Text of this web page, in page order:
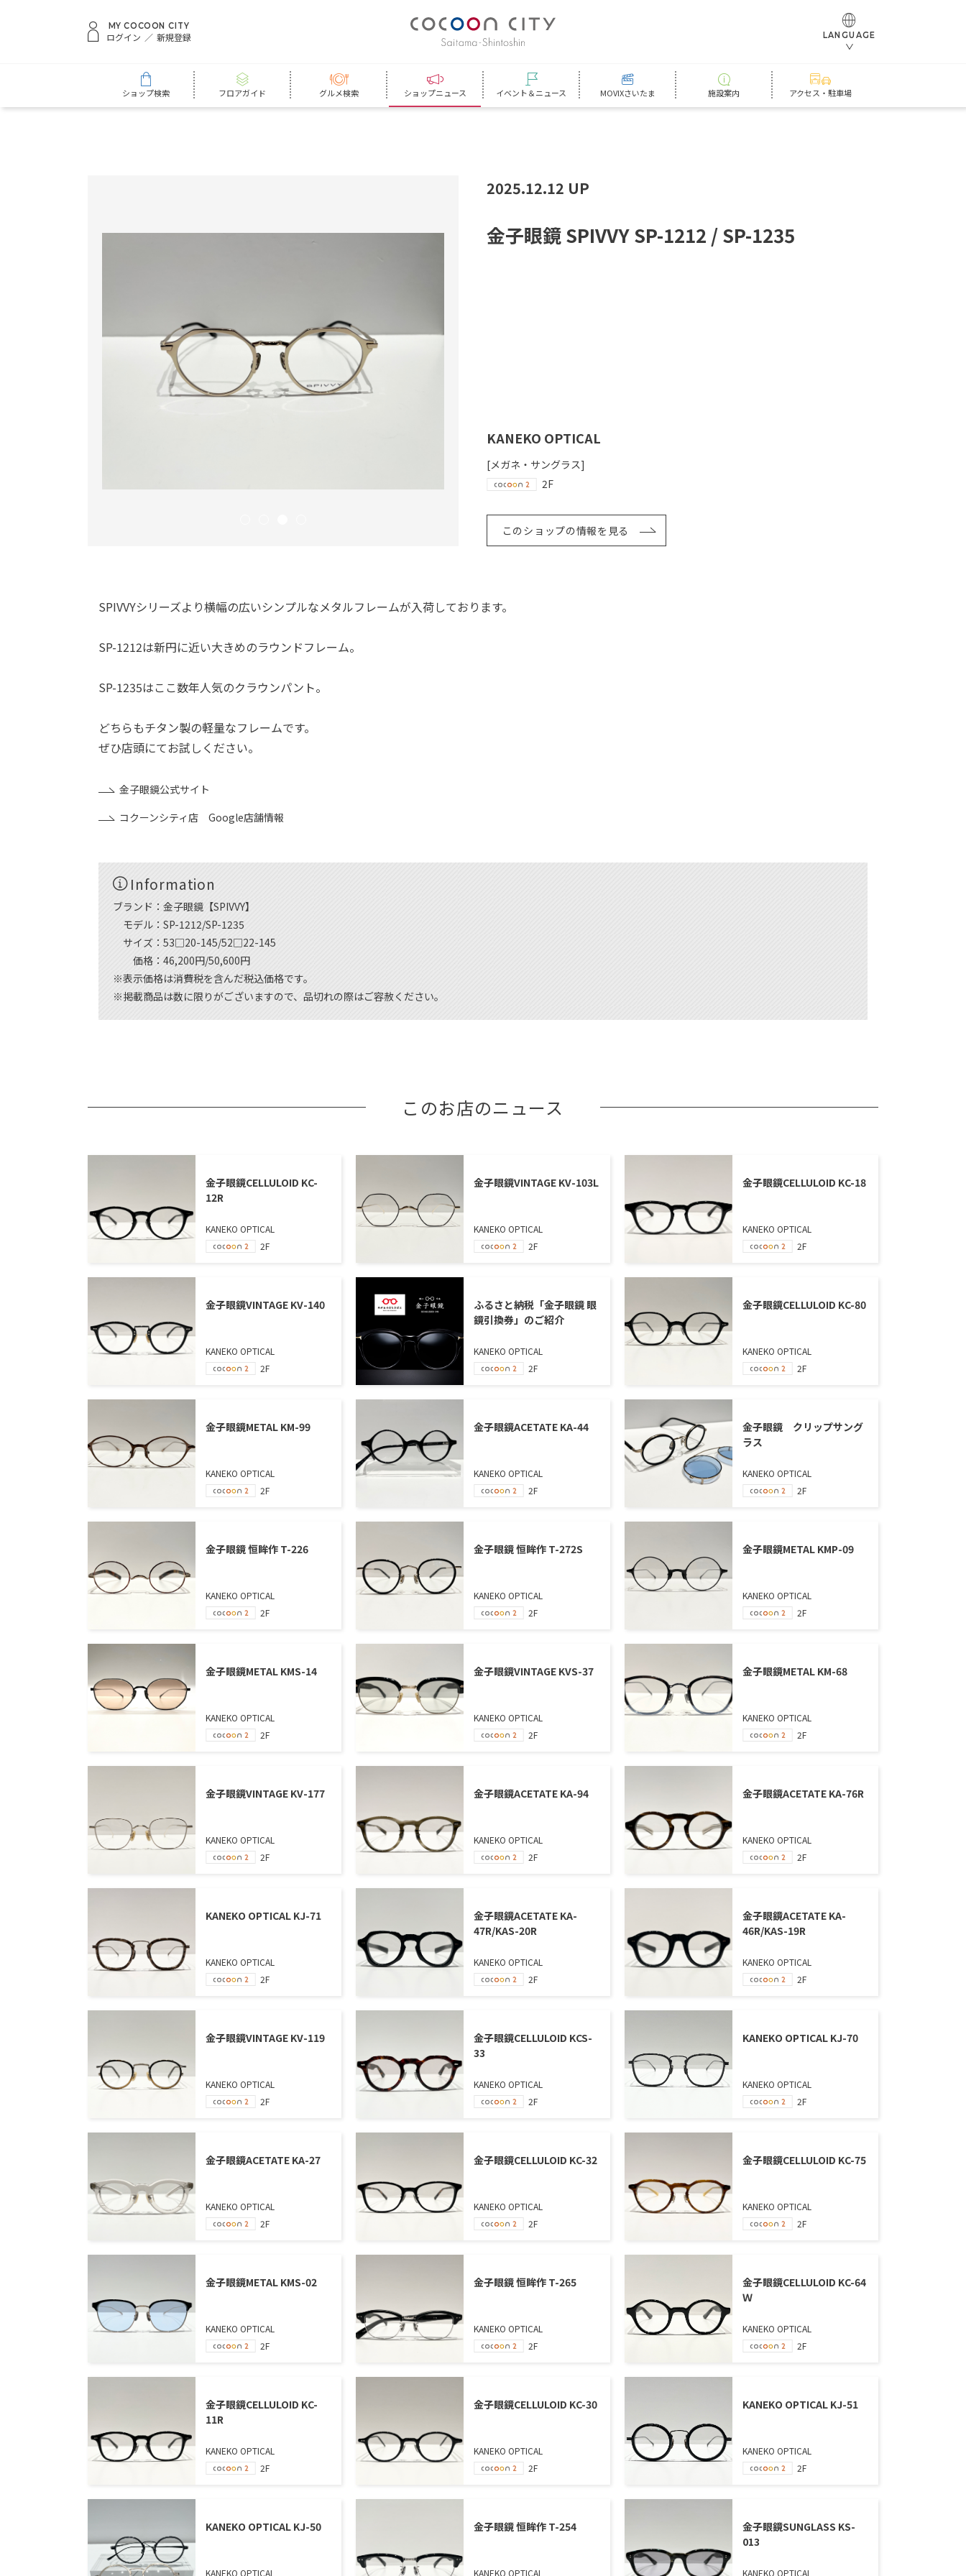
MY COCOON CITY
ログイン 新規登録 LANGUAGE
ショップ検索 フロアガイド グルメ検索 ショップニュース イベント＆ニュース MOVIXさいたま 施設案内 アクセス・駐車場
2025.12.12 UP
金子眼鏡SPIVVYSP-1212 /SP-1235
KANEKO OPTICAL
[メガネ・サングラス]
2F
このショップの情報を見る
SPIVVYシリーズより横幅の広いシンプルなメタルフレームが入荷しております。
SP-1212は新円に近い大きめのラウンドフレーム。
SP-1235はここ数年人気のクラウンパント。
どちらもチタン製の軽量なフレームです。
ぜひ店頭にてお試しください。
金子眼鏡公式サイト
コクーンシティ店 Google店舗情報
Information
ブランド：金子眼鏡【SPIVVY】
モデル：SP-1212/SP-1235
サイズ：53□20-145/52□22-145
価格：46,200円/50,600円
※表示価格は消費税を含んだ税込価格です。
※掲載商品は数に限りがございますので、品切れの際はご容赦ください。
このお店のニュース
金子眼鏡CELLULOID KC-
12R
KANEKO OPTICAL
2F
金子眼鏡VINTAGE KV-103L
KANEKO OPTICAL
2F
金子眼鏡CELLULOID KC-18
KANEKO OPTICAL
2F
金子眼鏡VINTAGE KV-140
KANEKO OPTICAL
2F
ふるさと納税「金子眼鏡 眼
鏡引換券」のご紹介
KANEKO OPTICAL
2F
金子眼鏡CELLULOID KC-80
KANEKO OPTICAL
2F
金子眼鏡METAL KM-99
KANEKO OPTICAL
2F
金子眼鏡ACETATE KA-44
KANEKO OPTICAL
2F
金子眼鏡 クリップサング
ラス
KANEKO OPTICAL
2F
金子眼鏡 恒眸作 T-226
KANEKO OPTICAL
2F
金子眼鏡 恒眸作 T-272S
KANEKO OPTICAL
2F
金子眼鏡METAL KMP-09
KANEKO OPTICAL
2F
金子眼鏡METAL KMS-14
KANEKO OPTICAL
2F
金子眼鏡VINTAGE KVS-37
KANEKO OPTICAL
2F
金子眼鏡METAL KM-68
KANEKO OPTICAL
2F
金子眼鏡VINTAGE KV-177
KANEKO OPTICAL
2F
金子眼鏡ACETATE KA-94
KANEKO OPTICAL
2F
金子眼鏡ACETATE KA-76R
KANEKO OPTICAL
2F
KANEKO OPTICAL KJ-71
KANEKO OPTICAL
2F
金子眼鏡ACETATE KA-
47R/KAS-20R
KANEKO OPTICAL
2F
金子眼鏡ACETATE KA-
46R/KAS-19R
KANEKO OPTICAL
2F
金子眼鏡VINTAGE KV-119
KANEKO OPTICAL
2F
金子眼鏡CELLULOID KCS-
33
KANEKO OPTICAL
2F
KANEKO OPTICAL KJ-70
KANEKO OPTICAL
2F
金子眼鏡ACETATE KA-27
KANEKO OPTICAL
2F
金子眼鏡CELLULOID KC-32
KANEKO OPTICAL
2F
金子眼鏡CELLULOID KC-75
KANEKO OPTICAL
2F
金子眼鏡METAL KMS-02
KANEKO OPTICAL
2F
金子眼鏡 恒眸作 T-265
KANEKO OPTICAL
2F
金子眼鏡CELLULOID KC-64
Ｗ
KANEKO OPTICAL
2F
金子眼鏡CELLULOID KC-
11R
KANEKO OPTICAL
2F
金子眼鏡CELLULOID KC-30
KANEKO OPTICAL
2F
KANEKO OPTICAL KJ-51
KANEKO OPTICAL
2F
KANEKO OPTICAL KJ-50
KANEKO OPTICAL
金子眼鏡 恒眸作 T-254
KANEKO OPTICAL
金子眼鏡SUNGLASS KS-
013
KANEKO OPTICAL